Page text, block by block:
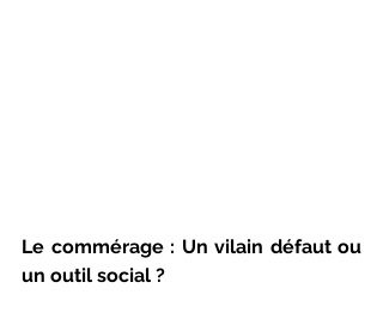
Le commérage : Un vilain défaut ou
un outil social ?